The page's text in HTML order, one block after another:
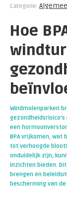
Categorie:
Hoe
Windmolenparken
een
BPA vrijkomen, wat
tot verhoogde
onduidelijk zijn,
inzichten bieden.
brengen en
bescherming van